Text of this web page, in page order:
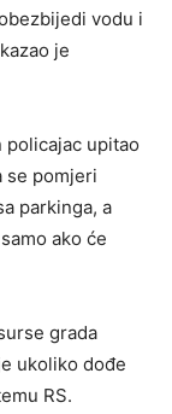
vodu i
je
policajac upitao
se pomjeri
parkinga, a
ako će
grada
ukoliko dođe
RS.